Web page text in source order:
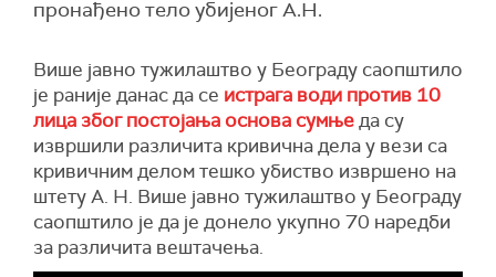
пронађено тело убијеног А.Н.
Више јавно тужилаштво у Београду саопштило
је раније данас да се истрага води против 10
лица због постојања основа сумњеда су
извршили различита кривична дела у вези са
кривичним делом тешко убиство извршено на
штету А. Н. Више јавно тужилаштво у Београду
саопштило је да је донело укупно 70 наредби
за различита вештачења.